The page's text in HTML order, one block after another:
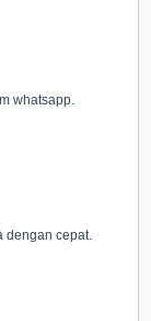
whatsapp.
dengan cepat.